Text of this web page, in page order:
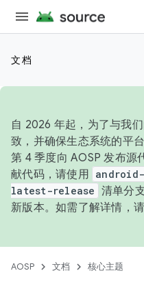
文档
自 2026 年起，为了与我
致，并确保生态系统的平
第 4 季度向 AOSP 发布源
献代码，请使用
latest-release 清单分
新版本。如需了解详情，
AOSP 文档 核心主题